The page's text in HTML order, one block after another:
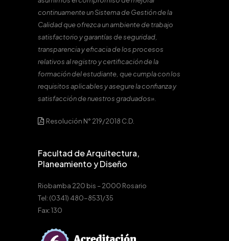
continuamente un Sistema de Gestión de la
Calidad que ofrezca un ambiente de trabajo
satisfactorio y garantías de seguridad,
transparencia y eficacia de los procesos
relativos al registro y certificación de la
formación del estudiante, que cumpla con los
requisitos aplicables y asegure la confianza y
satisfacción de nuestros graduados».
Resolución N° 219/2018 C.D.
Facultad de Arquitectura,
Planeamiento y Diseño
Riobamba 220 bis – 2000 Rosario
Tel: (0341) 480-8531/35
Fax: 130